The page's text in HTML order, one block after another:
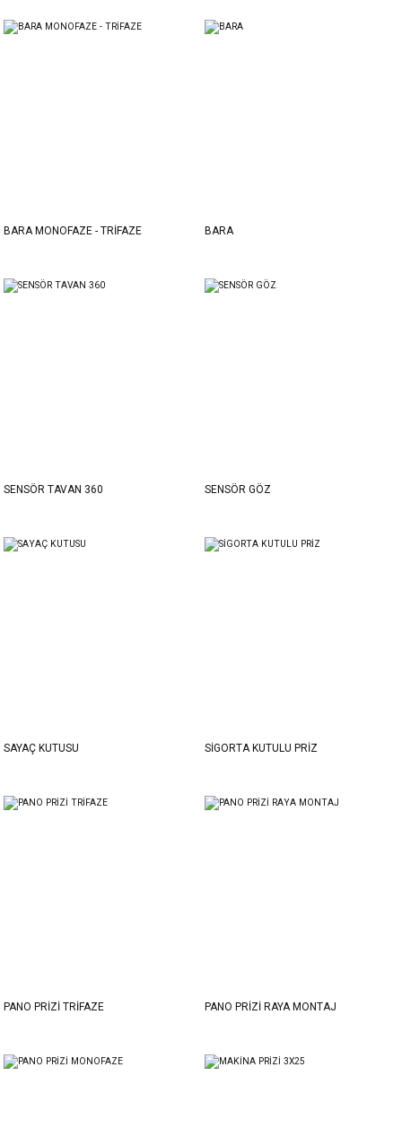
BARA MONOFAZE - TRİFAZE BARA
SENSÖR TAVAN 360 SENSÖR GÖZ
SAYAÇ KUTUSU SİGORTA KUTULU PRİZ
PANO PRİZİ TRİFAZE PANO PRİZİ RAYA MONTAJ